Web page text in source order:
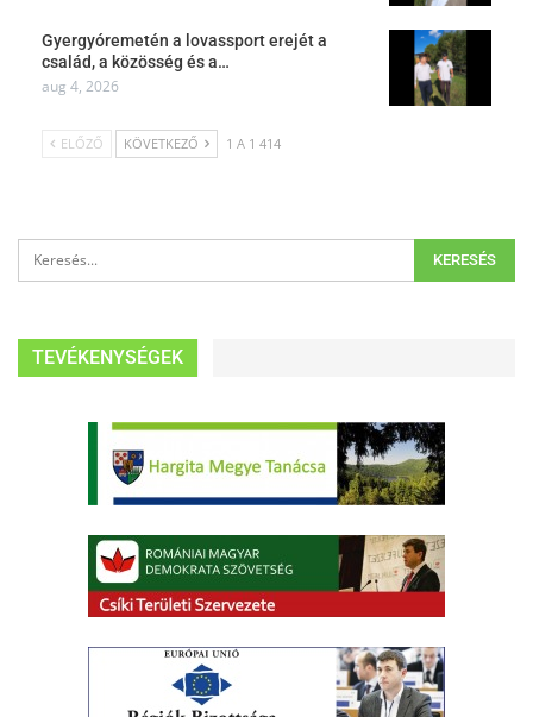
Gyergyóremetén a lovassport erejét a
család, a közösség és a…
aug 4, 2026
ELŐZŐ KÖVETKEZŐ 1 A 1 414
TEVÉKENYSÉGEK